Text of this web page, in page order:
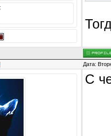
Дата:
C